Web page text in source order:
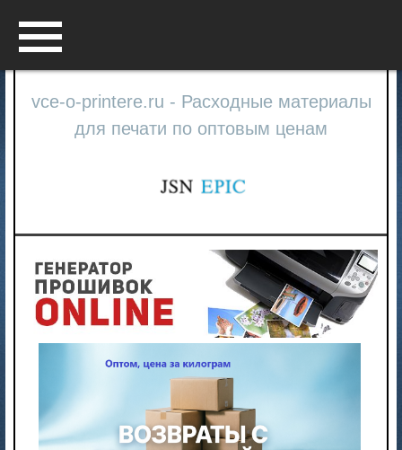
vce-o-printere.ru - Расходные материалы
для печати по оптовым ценам